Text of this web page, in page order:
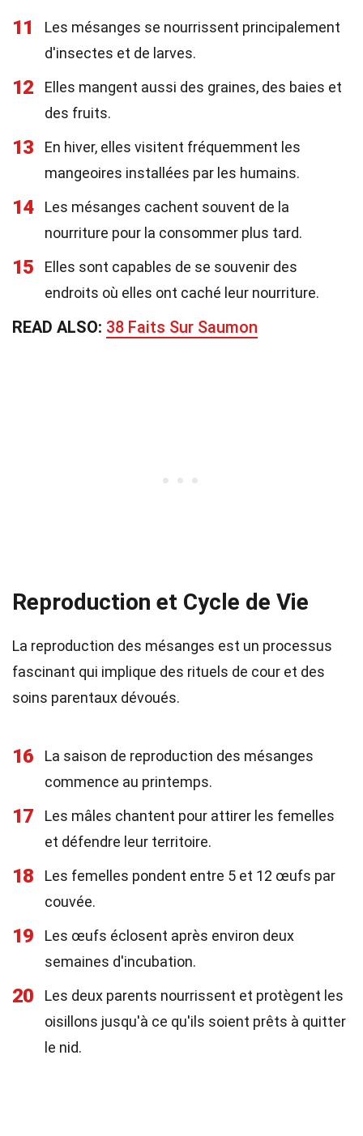
11
Les mésanges se nourrissent principalement
d'insectes et de larves.
12
Elles mangent aussi des graines, des baies et
des fruits.
13
En hiver, elles visitent fréquemment les
mangeoires installées par les humains.
14
Les mésanges cachent souvent de la
nourriture pour la consommer plus tard.
15
Elles sont capables de se souvenir des
endroits où elles ont caché leur nourriture.
READ ALSO: 38 Faits Sur Saumon
Reproduction et Cycle de Vie
La reproduction des mésanges est un processus
fascinant qui implique des rituels de cour et des
soins parentaux dévoués.
16
La saison de reproduction des mésanges
commence au printemps.
17
Les mâles chantent pour attirer les femelles
et défendre leur territoire.
18
Les femelles pondent entre 5 et 12 œufs par
couvée.
19
Les œufs éclosent après environ deux
semaines d'incubation.
20
Les deux parents nourrissent et protègent les
oisillons jusqu'à ce qu'ils soient prêts à quitter
le nid.